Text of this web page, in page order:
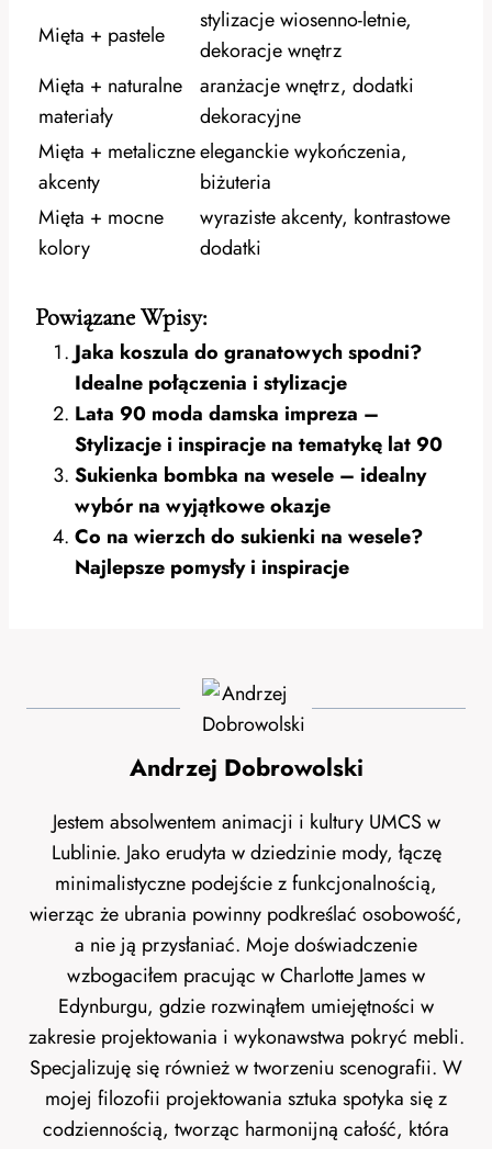
Mięta + pastele
stylizacje wiosenno-letnie,
dekoracje wnętrz
Mięta + naturalne
materiały
aranżacje wnętrz, dodatki
dekoracyjne
Mięta + metaliczne
akcenty
eleganckie wykończenia,
biżuteria
Mięta + mocne
kolory
wyraziste akcenty, kontrastowe
dodatki
Powiązane Wpisy:
Jaka koszula do granatowych spodni?
Idealne połączenia i stylizacje
Lata 90 moda damska impreza –
Stylizacje i inspiracje na tematykę lat 90
Sukienka bombka na wesele – idealny
wybór na wyjątkowe okazje
Co na wierzch do sukienki na wesele?
Najlepsze pomysły i inspiracje
Andrzej Dobrowolski
Jestem absolwentem animacji i kultury UMCS w
Lublinie. Jako erudyta w dziedzinie mody, łączę
minimalistyczne podejście z funkcjonalnością,
wierząc że ubrania powinny podkreślać osobowość,
a nie ją przysłaniać. Moje doświadczenie
wzbogaciłem pracując w Charlotte James w
Edynburgu, gdzie rozwinąłem umiejętności w
zakresie projektowania i wykonawstwa pokryć mebli.
Specjalizuję się również w tworzeniu scenografii. W
mojej filozofii projektowania sztuka spotyka się z
codziennością, tworząc harmonijną całość, która